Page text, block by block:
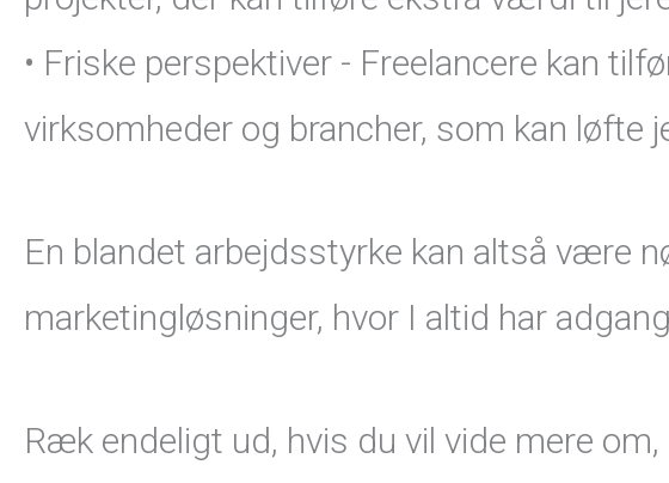
• Friske perspektiver - Freelancere kan
virksomheder og brancher, som kan løfte
En blandet arbejdsstyrke kan altså være
marketingløsninger, hvor I altid har
Ræk endeligt ud, hvis du vil vide mere